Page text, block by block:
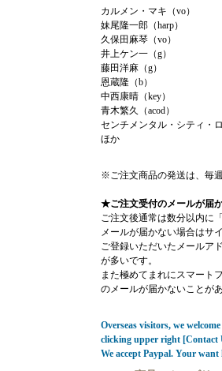
カルメン・マキ（vo）
妹尾隆一郎（harp）
久保田麻琴（vo）
井上ケン一（g）
藤田洋麻（g）
恩蔵隆（b）
中西康晴（key）
青木繁久（acod）
センチメンタル・シティ・ロ
ほか
※ご注文商品の発送は、毎
★ご注文受付のメールが届
ご注文後通常は数分以内に
メールが届かない場合はサ
ご登録いただいたメールア
が多いです。
また極めてまれにスマート
のメールが届かないことがあ
Overseas visitors, we
clicking upper right [Contact
We accept Paypal. Your want